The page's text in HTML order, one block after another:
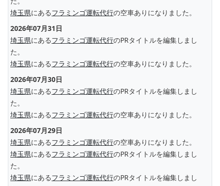
埼玉県にあるフラミンゴ運転代行の空車ありになりました。
2026年07月31日
埼玉県にあるフラミンゴ運転代行のPRタイトルを編集しまし
た。
埼玉県にあるフラミンゴ運転代行の空車ありになりました。
2026年07月30日
埼玉県にあるフラミンゴ運転代行のPRタイトルを編集しまし
た。
埼玉県にあるフラミンゴ運転代行の空車ありになりました。
2026年07月29日
埼玉県にあるフラミンゴ運転代行の空車ありになりました。
埼玉県にあるフラミンゴ運転代行のPRタイトルを編集しまし
た。
埼玉県にあるフラミンゴ運転代行のPRタイトルを編集しまし